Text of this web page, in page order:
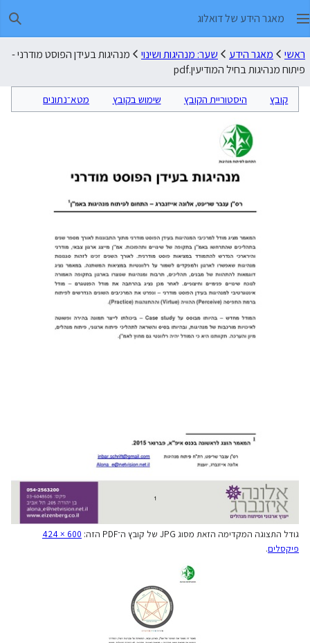
מאגר הידע של דואלוג
ראשי מאגר הידע שער: מנהיגות ושינוי
מנהיגות בעידן הפוסט מודרני -
פיתוח מנהיגות בחיל המודיעין.pdf
קובץ היסטוריית הקובץ שימוש בקובץ מטא־נתונים
גודל התצוגה המקדימה הזאת מסוג JPG של קובץ ה־PDF הזה:
424 × 600
פיקסלים.